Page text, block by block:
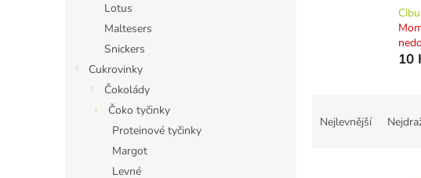
Lotus
Maltesers
Snickers
Cukrovinky
Čokolády
Čoko tyčinky
Proteinové tyčinky
Margot
Levné
10
Nejlevnější